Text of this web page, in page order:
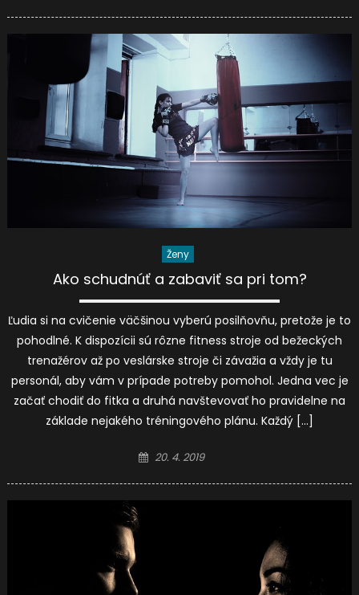
Ženy
Ako schudnúť a zabaviť sa pri tom?
Ľudia si na cvičenie väčšinou vyberú posilňovňu, pretože je to
pohodlné. K dispozícii sú rôzne fitness stroje od bežeckých
trenažérov až po veslárske stroje či závažia a vždy je tu
personál, aby vám v prípade potreby pomohol. Jedna vec je
začať chodiť do fitka a druhá navštevovať ho pravidelne na
základe nejakého tréningového plánu. Každý […]
Posted
20. 4. 2019